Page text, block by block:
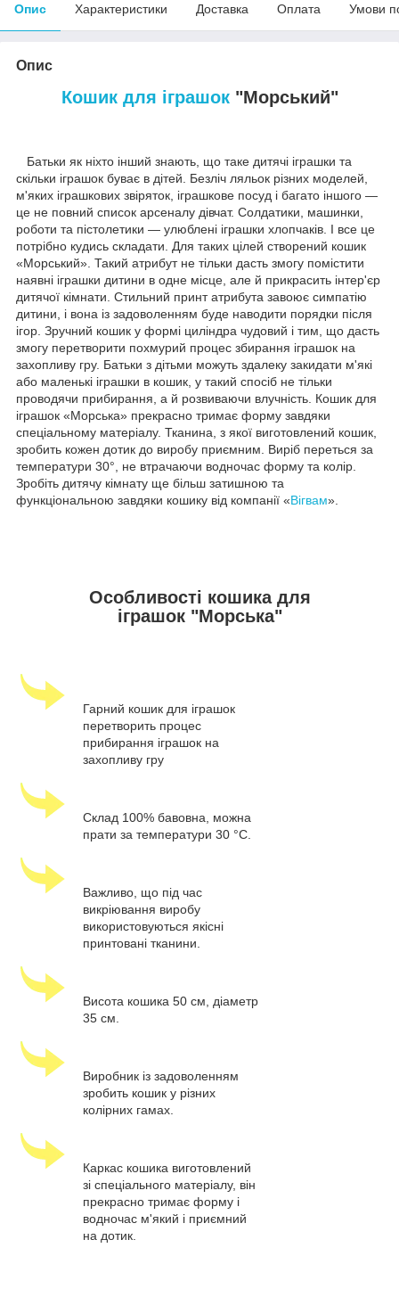
Опис Характеристики Доставка Оплата Умови
Опис
Кошик для іграшок"Морський"
Батьки як ніхто інший знають, що таке дитячі іграшки та
скільки іграшок буває в дітей. Безліч ляльок різних моделей,
м'яких іграшкових звіряток, іграшкове посуд і багато іншого —
це не повний список арсеналу дівчат. Солдатики, машинки,
роботи та пістолетики — улюблені іграшки хлопчаків. І все це
потрібно кудись складати. Для таких цілей створений кошик
«Морський». Такий атрибут не тільки дасть змогу помістити
наявні іграшки дитини в одне місце, але й прикрасить інтер'єр
дитячої кімнати. Стильний принт атрибута завоює симпатію
дитини, і вона із задоволенням буде наводити порядки після
ігор. Зручний кошик у формі циліндра чудовий і тим, що дасть
змогу перетворити похмурий процес збирання іграшок на
захопливу гру. Батьки з дітьми можуть здалеку закидати м'які
або маленькі іграшки в кошик, у такий спосіб не тільки
проводячи прибирання, а й розвиваючи влучність. Кошик для
іграшок «Морська» прекрасно тримає форму завдяки
спеціальному матеріалу. Тканина, з якої виготовлений кошик,
зробить кожен дотик до виробу приємним. Виріб переться за
температури 30°, не втрачаючи водночас форму та колір.
Зробіть дитячу кімнату ще більш затишною та
функціональною завдяки кошику від компанії «Вігвам».
Особливості кошика для
іграшок "Морська"
Гарний кошик для іграшок
перетворить процес
прибирання іграшок на
захопливу гру
Склад 100% бавовна, можна
прати за температури 30 °C.
Важливо, що під час
викріювання виробу
використовуються якісні
принтовані тканини.
Висота кошика 50 см, діаметр
35 см.
Виробник із задоволенням
зробить кошик у різних
колірних гамах.
Каркас кошика виготовлений
зі спеціального матеріалу, він
прекрасно тримає форму і
водночас м'який і приємний
на дотик.